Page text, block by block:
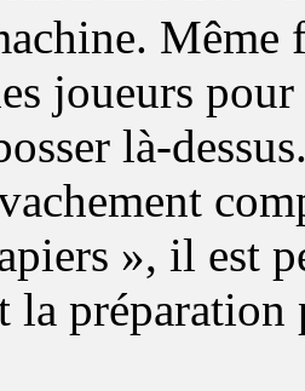
Même
joueurs
là-
», il est
la